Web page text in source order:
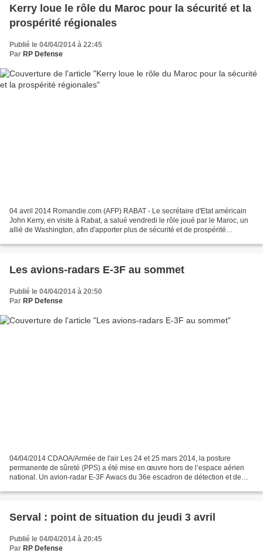
Kerry loue le rôle du Maroc pour la sécurité et la
prospérité régionales
Publié le 04/04/2014 à 22:45
Par RP Defense
04 avril 2014 Romandie.com (AFP) RABAT - Le secrétaire d'Etat américain
John Kerry, en visite à Rabat, a salué vendredi le rôle joué par le Maroc, un
allié de Washington, afin d'apporter plus de sécurité et de prospérité
Les avions-radars E-3F au sommet
Publié le 04/04/2014 à 20:50
Par RP Defense
04/04/2014 CDAOA/Armée de l'air Les 24 et 25 mars 2014, la posture
permanente de sûreté (PPS) a été mise en œuvre hors de l’espace aérien
national. Un avion-radar E-3F Awacs du 36e escadron de détection et de
Serval : point de situation du jeudi 3 avril
Publié le 04/04/2014 à 20:45
Par RP Defense